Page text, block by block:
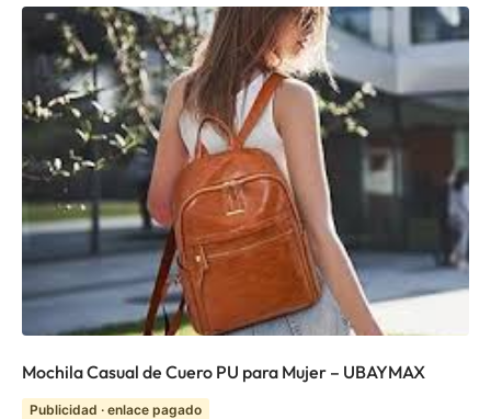
Mochila Casual de Cuero PU para Mujer – UBAYMAX
Publicidad · enlace pagado